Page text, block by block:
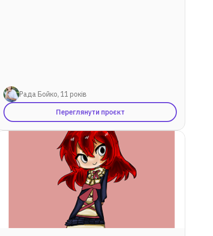
Рада Бойко, 11 років
Переглянути проєкт